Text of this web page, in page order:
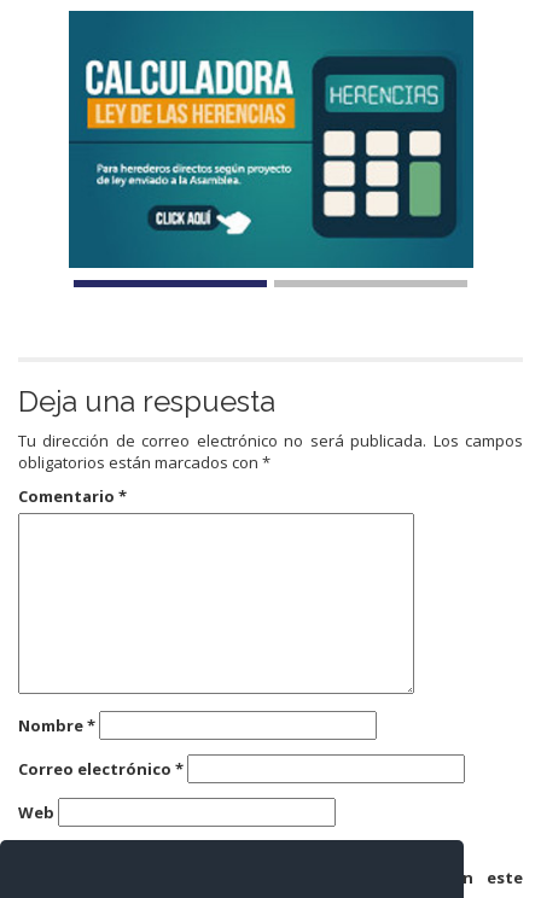
Deja una respuesta
Tu dirección de correo electrónico no será publicada. Los campos
obligatorios están marcados con *
Comentario *
Nombre*
Correo electrónico *
Web
Guarda mi nombre, correo electrónico y web en este